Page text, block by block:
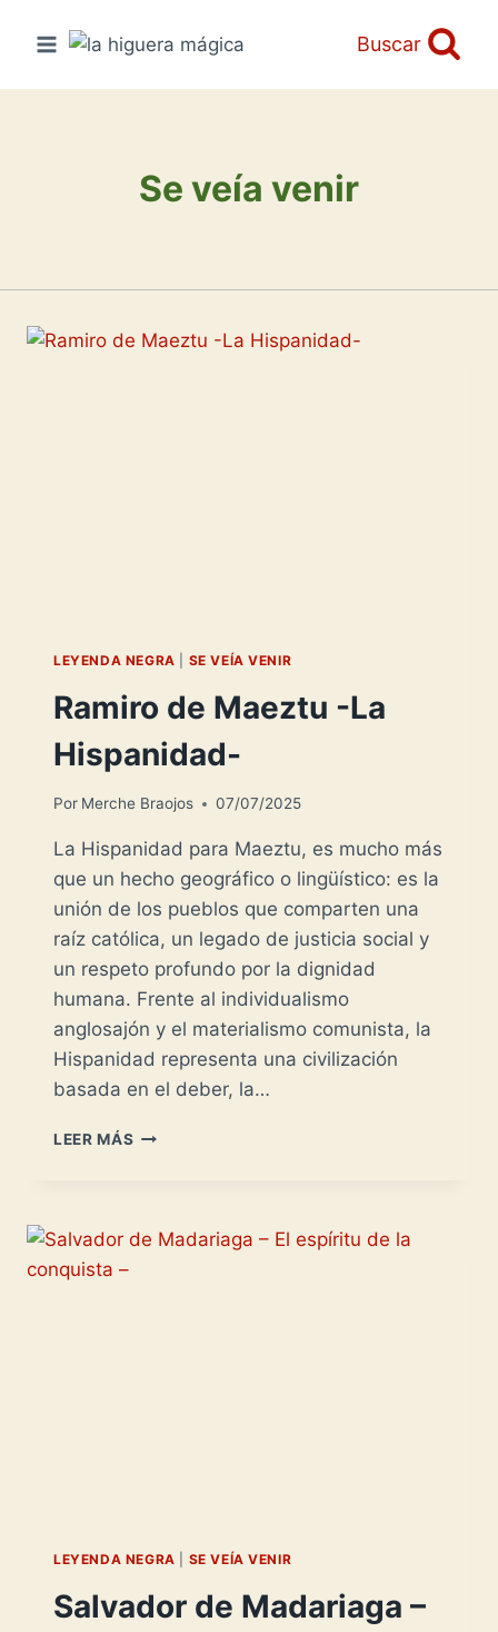
Buscar
Se veía venir
LEYENDA NEGRA SE VEÍA VENIR
Ramiro de Maeztu -La
Hispanidad-
Por Merche Braojos 07/07/2025
La Hispanidad para Maeztu, es mucho más
que un hecho geográfico o lingüístico: es la
unión de los pueblos que comparten una
raíz católica, un legado de justicia social y
un respeto profundo por la dignidad
humana. Frente al individualismo
anglosajón y el materialismo comunista, la
Hispanidad representa una civilización
basada en el deber, la…
LEER MÁS RAMIRO
HISPANIDAD-
LEYENDA NEGRA SE VEÍA VENIR
Salvador de Madariaga –